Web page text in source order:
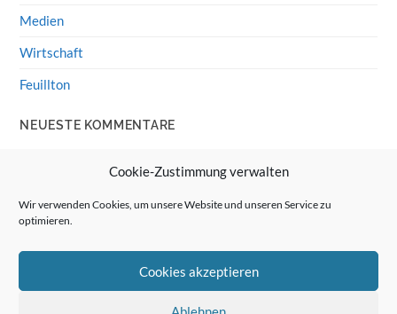
Cookie-Zustimmung verwalten
Wir verwenden Cookies, um unsere Website und unseren Service zu
optimieren.
Cookies akzeptieren
Medien
Wirtschaft
Feuillton
NEUESTE KOMMENTARE
Wolff von Rechenberg
Linux Mint: Google Drive integrieren
HiFi-Klassiker: Celestion 3